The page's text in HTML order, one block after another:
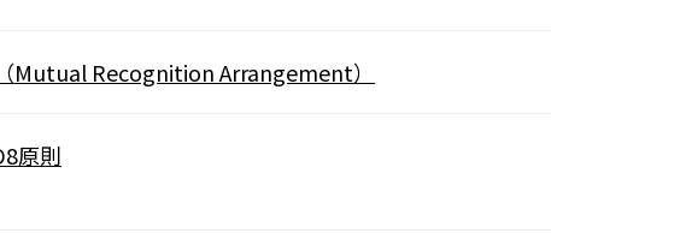
Mutual Recognition Arrangement）
原則